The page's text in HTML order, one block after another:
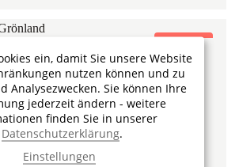
Expedition
Scoresby Sund
Reisetage)
ein, damit Sie unsere Website
nutzen können und zu
Analysezwecken. Sie können Ihre
jederzeit ändern - weitere
finden Sie in unserer
Datenschutzerklärung.
Einstellungen